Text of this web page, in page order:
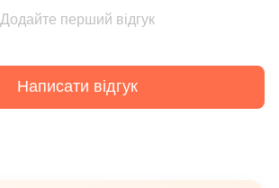
Додайте перший відгук
Написати відгук